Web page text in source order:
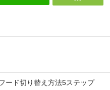
ード切り替え方法5ステップ